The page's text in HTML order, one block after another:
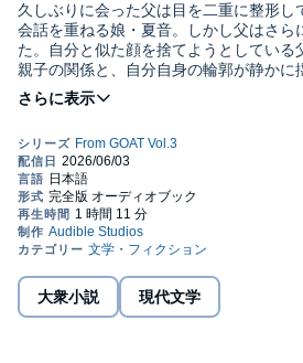
久しぶりに会った父は目を二重に整形し
会話を重ねる娘・夏音。しかし父はさら
た。自分と似た顔を捨てようとしている
親子の関係と、自分自身の輪郭が静かに
（GOAT 第３号「GOAT Winter 2026」掲
©2025 junko takase (P)2026 Audible, Inc.
大衆小説 現代文学